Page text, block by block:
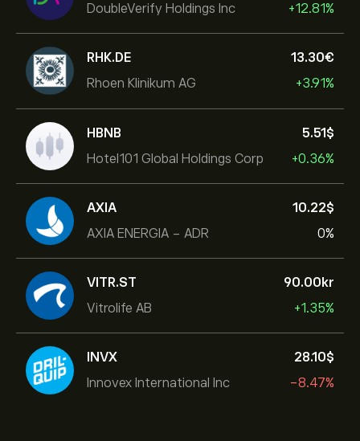
DoubleVerify Holdings Inc
+12.81%
RHK.DE
Rhoen Klinikum AG
13.30‎€‎
+3.91%
HBNB
Hotel101 Global Holdings Corp
5.51‎$‎
+0.36%
AXIA
AXIA ENERGIA - ADR
10.22‎$‎
0%
VITR.ST
Vitrolife AB
90.00‎kr‎
+1.35%
INVX
Innovex International Inc
28.10‎$‎
-8.47%